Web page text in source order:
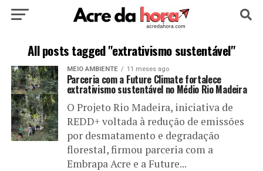
HOME POLÍTICA CULTURA ESPORTE
EDUCAÇÃO NOTÍCIA MUNDO
All posts tagged "extrativismo sustentável"
MEIO AMBIENTE 11 meses ago
Parceria com a Future Climate fortalece
extrativismo sustentável no Médio Rio Madeira
O Projeto Rio Madeira, iniciativa de
REDD+ voltada à redução de emissões
por desmatamento e degradação
florestal, firmou parceria com a
Embrapa Acre e a Future...